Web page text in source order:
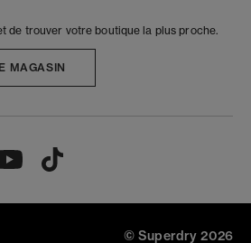
de trouver votre boutique la plus proche.
MAGASIN
© Superdry 2026